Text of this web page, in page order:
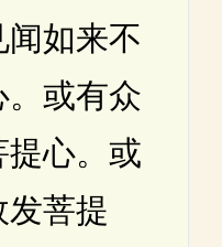
如来不
。或有众
心。或
菩提